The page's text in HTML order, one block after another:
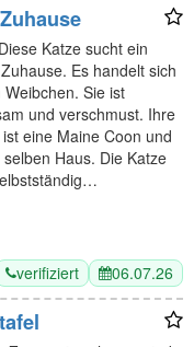
Katze sucht ein
Es handelt sich
Weibchen. Sie ist
und verschmust. Ihre
eine Maine Coon und
selben Haus. Die Katze
verifiziert 06.07.26